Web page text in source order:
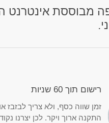
מבוססת אינטרנט
רישום תוך 60 שניות
זמן שווה כסף, ולא צריך לבזבז
התקנה ארוך ויקר. לכן יצרנו